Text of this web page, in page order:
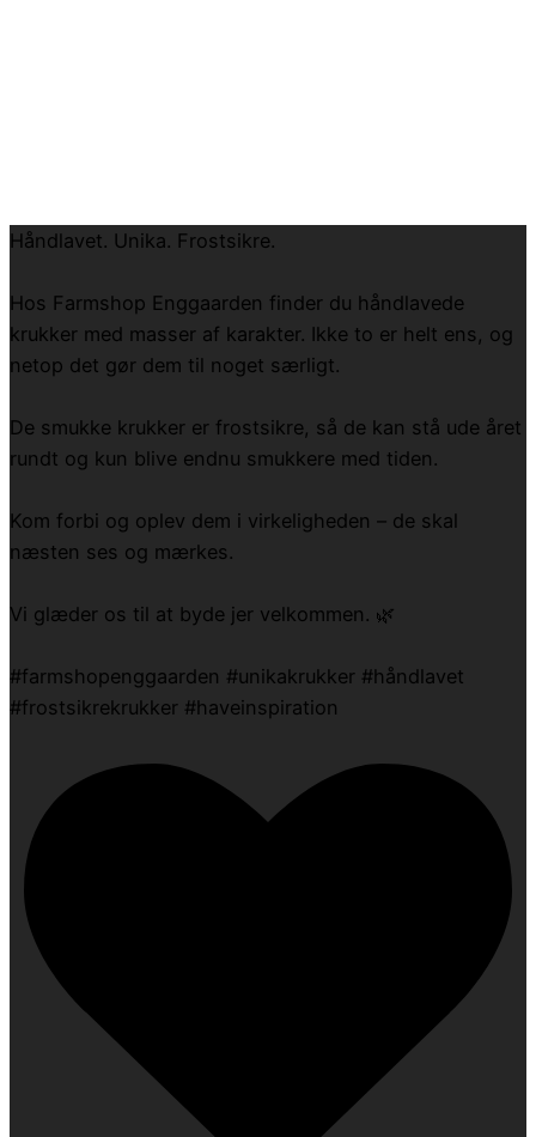
Håndlavet. Unika. Frostsikre.
Hos Farmshop Enggaarden finder du håndlavede
krukker med masser af karakter. Ikke to er helt ens, og
netop det gør dem til noget særligt.
De smukke krukker er frostsikre, så de kan stå ude året
rundt og kun blive endnu smukkere med tiden.
Kom forbi og oplev dem i virkeligheden – de skal
næsten ses og mærkes.
Vi glæder os til at byde jer velkommen. 🌿
#farmshopenggaarden #unikakrukker #håndlavet
#frostsikrekrukker #haveinspiration